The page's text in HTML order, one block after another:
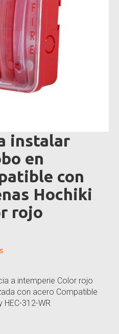
instalar
en
con
Hochiki
rojo
a intemperie Color rojo
con acero Compatible
HEC-312-WR